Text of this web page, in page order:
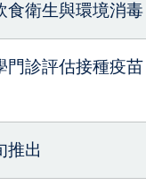
食衛生與環境消毒
門診評估接種疫
推出